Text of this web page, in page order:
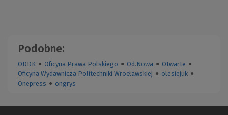
Podobne:
ODDK ● Oficyna Prawa Polskiego ● Od.Nowa ● Otwarte ●
Oficyna Wydawnicza Politechniki Wrocławskiej ● olesiejuk ●
Onepress ● ongrys